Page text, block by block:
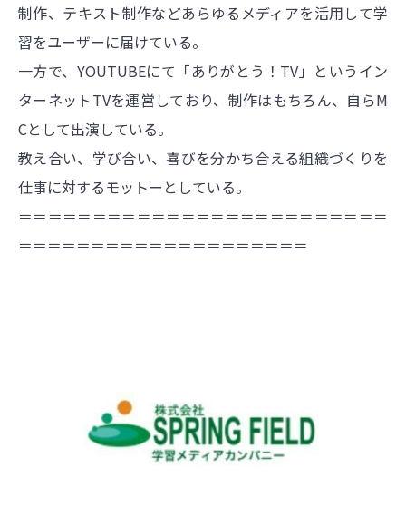
制作、テキスト制作などあらゆるメディアを活用して学
習をユーザーに届けている。
一方で、YOUTUBEにて「ありがとう！TV」というイン
ターネットTVを運営しており、制作はもちろん、自らM
Cとして出演している。
教え合い、学び合い、喜びを分かち合える組織づくりを
仕事に対するモットーとしている。
＝＝＝＝＝＝＝＝＝＝＝＝＝＝＝＝＝＝＝＝＝＝＝＝＝
＝＝＝＝＝＝＝＝＝＝＝＝＝＝＝＝＝＝＝＝